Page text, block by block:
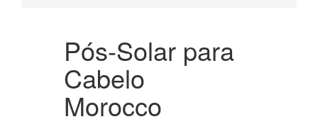
Pós-Solar para
Cabelo
Morocco